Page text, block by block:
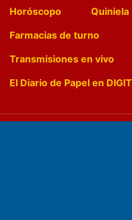
Horóscopo
Quiniela
Farmacias de turno
Transmisiones en vivo
El Diario de Papel en